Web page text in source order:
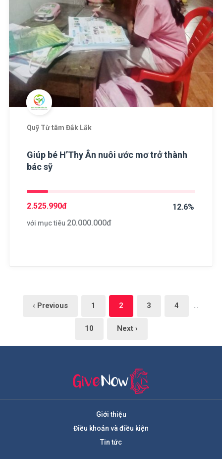
Quỹ Từ tâm Đắk Lắk
Giúp bé H’Thy Ân nuôi ước mơ trở thành
bác sỹ
12.6%
2.525.990đ
với mục tiêu 20.000.000đ
‹ Previous 1 2 3 4
10 Next ›
Giới thiệu
Điều khoản và điều kiện
Tin tức